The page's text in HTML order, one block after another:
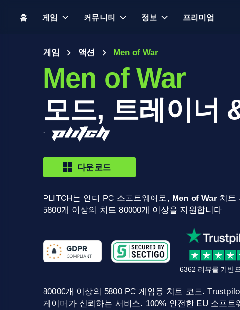
홈 게임 커뮤니티 정보 프리미엄
게임 액션 Men of War
Men of War
모드, 트레이너
-
다운로드
PLITCH는 인디 PC 소프트웨어로, Men of War치트
5800개 이상의 치트 80000개 이상을 지원합니다
6362 리뷰를 기반
80000개 이상의 5800 PC 게임용 치트 코드.
게이머가 신뢰하는 서비스. 100% 안전한 EU 소프트